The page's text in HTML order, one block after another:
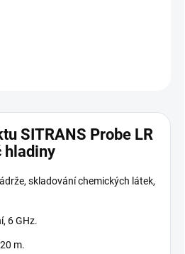
SITRANS Probe LR
hladiny
skladování chemických látek,
6 GHz.
m.